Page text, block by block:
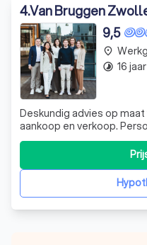
4.Van Bruggen
9,5
Deskundig advies op
aankoop en verkoop.
oplossingsgericht, ook
place
timelapse 16